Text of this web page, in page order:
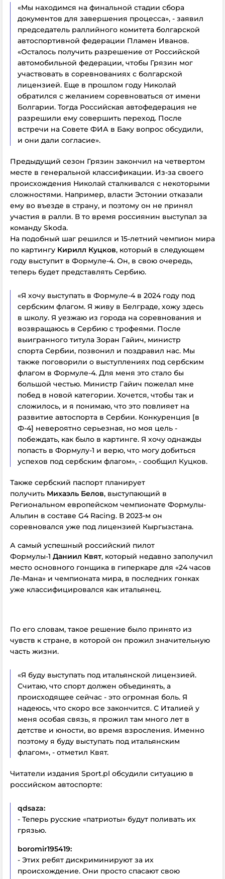
«Мы находимся на финальной стадии сбора
документов для завершения процесса», - заявил
председатель раллийного комитета болгарской
автоспортивной федерации Пламен Иванов.
«Осталось получить разрешение от Российской
автомобильной федерации, чтобы Грязин мог
участвовать в соревнованиях с болгарской
лицензией. Еще в прошлом году Николай
обратился с желанием соревноваться от имени
Болгарии. Тогда Российская автофедерация не
разрешили ему совершить переход. После
встречи на Совете ФИА в Баку вопрос обсудили,
и они дали согласие».
Предыдущий сезон Грязин закончил на четвертом
месте в генеральной классификации. Из-за своего
происхождения Николай сталкивался с некоторыми
сложностями. Например, власти Эстонии отказали
ему во въезде в страну, и поэтому он не принял
участия в ралли. В то время россиянин выступал за
команду Skoda.
На подобный шаг решился и 15-летний чемпион мира
по картингу Кирилл Куцков, который в следующем
году выступит в Формуле-4. Он, в свою очередь,
теперь будет представлять Сербию.
«Я хочу выступать в Формуле-4 в 2024 году под
сербским флагом. Я живу в Белграде, хожу здесь
в школу. Я уезжаю из города на соревнования и
возвращаюсь в Сербию с трофеями. После
выигранного титула Зоран Гайич, министр
спорта Сербии, позвонил и поздравил нас. Мы
также поговорили о выступлениях под сербским
флагом в Формуле-4. Для меня это стало бы
большой честью. Министр Гайич пожелал мне
побед в новой категории. Хочется, чтобы так и
сложилось, и я понимаю, что это повлияет на
развитие автоспорта в Сербии. Конкуренция [в
Ф-4] невероятно серьезная, но моя цель -
побеждать, как было в картинге. Я хочу однажды
попасть в Формулу-1 и верю, что могу добиться
успехов под сербским флагом», - сообщил Куцков.
Также сербский паспорт планирует
получить Михаэль Белов, выступающий в
Региональном европейском чемпионате Формулы-
Альпин в составе G4 Racing. В 2023-м он
соревновался уже под лицензией Кыргызстана.
А самый успешный российский пилот
Формулы-1 Даниил Квят, который недавно заполучил
место основного гонщика в гиперкаре для «24 часов
Ле-Мана» и чемпионата мира, в последних гонках
уже классифицировался как итальянец.
По его словам, такое решение было принято из
чувств к стране, в которой он прожил значительную
часть жизни.
«Я буду выступать под итальянской лицензией.
Считаю, что спорт должен объединять, а
происходящее сейчас - это огромная боль. Я
надеюсь, что скоро все закончится. С Италией у
меня особая связь, я прожил там много лет в
детстве и юности, во время взросления. Именно
поэтому я буду выступать под итальянским
флагом», - отметил Квят.
Читатели издания Sport.pl обсудили ситуацию в
российском автоспорте:
qdsaza:
- Теперь русские «патриоты» будут поливать их
грязью.
boromir195419:
- Этих ребят дискриминируют за их
происхождение. Они просто спасают свою